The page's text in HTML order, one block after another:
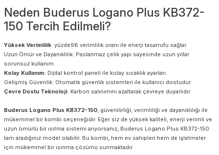
Neden Buderus Logano Plus KB372-
150 Tercih Edilmeli?
Yüksek Verimlilik: yüzde98 verimlilik oranı ile enerji tasarrufu sağlar.
Uzun Ömür ve Dayanıklılık: Paslanmaz çelik yapı sayesinde uzun yıllar
sorunsuz kullanım.
Kolay Kullanım: Dijital kontrol paneli ile kolay sıcaklık ayarları.
Gelişmiş Güvenlik: Otomatik güvenlik sistemleri ile kullanıcı dostudur.
Çevre Dostu Teknoloji: Karbon salınımını azaltarak çevreye duyarlıdır.
Buderus Logano Plus KB372-150 , güvenilirliği, verimliliği ve dayanıklılığı ile
mükemmel bir kombi seçeneğidir. Eğer siz de yüksek kaliteli, enerji verimli ve
uzun ömürlü bir ısıtma sistemi arıyorsanız, Buderus Logano Plus KB372-150
tam aradığınız model olabilir. Bu kombi, hem ev sahipleri hem de işletmeler
için mükemmel bir ısınma çözümü sunmaktadır.